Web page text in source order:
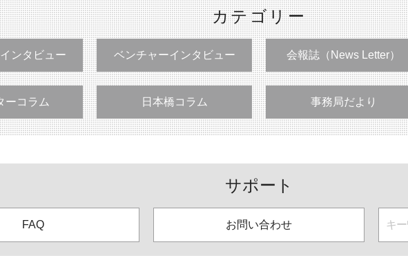
カテゴリー
ンタビュー ベンチャーインタビュー 会報誌（News Letter）
ーコラム 日本橋コラム 事務局だより
サポート
FAQ お問い合わせ